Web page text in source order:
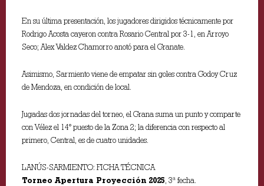
En su última presentación, los jugadores dirigidos técnicamente por
Rodrigo Acosta cayeron contra Rosario Central por 3-1, en Arroyo
Seco; Alex Valdez Chamorro anotó para el Granate.
Asimismo, Sarmiento viene de empatar sin goles contra Godoy Cruz
de Mendoza, en condición de local.
Jugadas dos jornadas del torneo, el Grana suma un punto y comparte
con Vélez el 14° puesto de la Zona 2; la diferencia con respecto al
primero, Central, es de cuatro unidades.
LANÚS-SARMIENTO: FICHA TÉCNICA
Torneo Apertura Proyección 2025, 3ª fecha.